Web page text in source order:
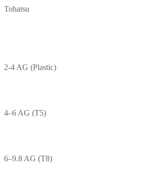
Tohatsu
2-4 AG (Plastic)
4–6 AG (T5)
6–9.8 AG (T8)